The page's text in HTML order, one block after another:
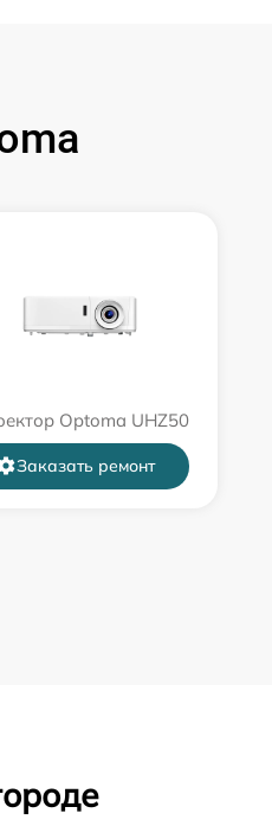
Optoma UHZ50
Заказать ремонт